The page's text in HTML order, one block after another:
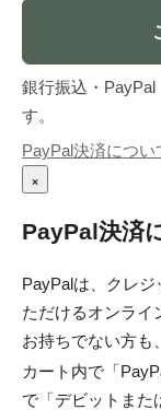
銀行振込・
す。
PayPal決済につい
×
PayPal決済
PayPalは、クレ
ただけるオンライ
お持ちでない方も
カート内で「
で「デビットまた